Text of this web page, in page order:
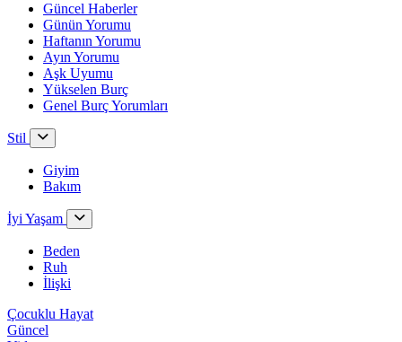
Güncel Haberler
Günün Yorumu
Haftanın Yorumu
Ayın Yorumu
Aşk Uyumu
Yükselen Burç
Genel Burç Yorumları
Stil
Giyim
Bakım
İyi Yaşam
Beden
Ruh
İlişki
Çocuklu Hayat
Güncel